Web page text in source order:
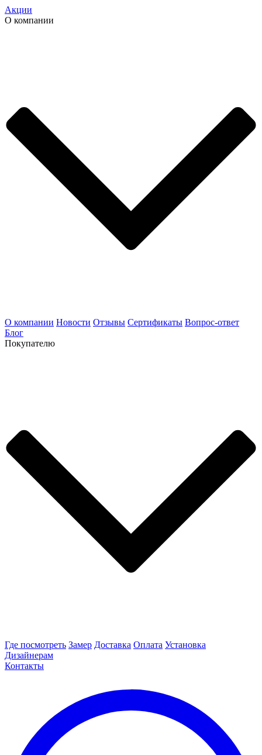
Акции
О компании
О компании Новости Отзывы Сертификаты Вопрос-ответ
Блог
Покупателю
Где посмотреть Замер Доставка Оплата Установка
Дизайнерам
Контакты